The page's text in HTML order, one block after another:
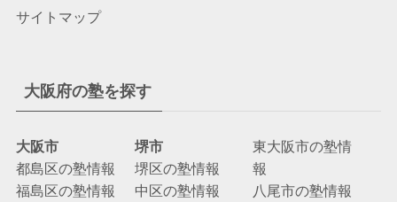
サイトマップ
大阪府の塾を探す
大阪市
都島区の塾情報
福島区の塾情報
堺市
堺区の塾情報
中区の塾情報
東大阪市の塾情
報
八尾市の塾情報